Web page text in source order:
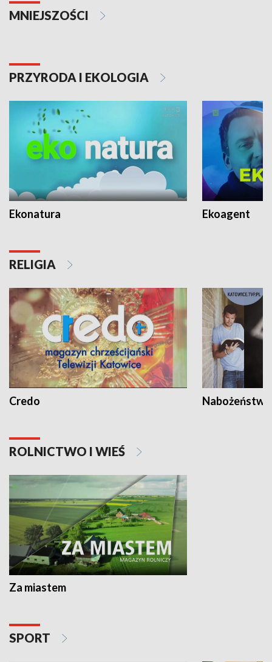
MNIEJSZOŚCI
PRZYRODA I EKOLOGIA
Ekonatura Ekoagent
RELIGIA
Credo
ROLNICTWO I WIEŚ
Za miastem
SPORT